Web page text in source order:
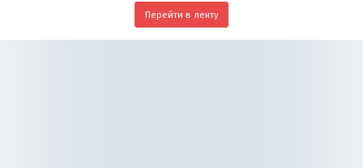
Перейти в ленту